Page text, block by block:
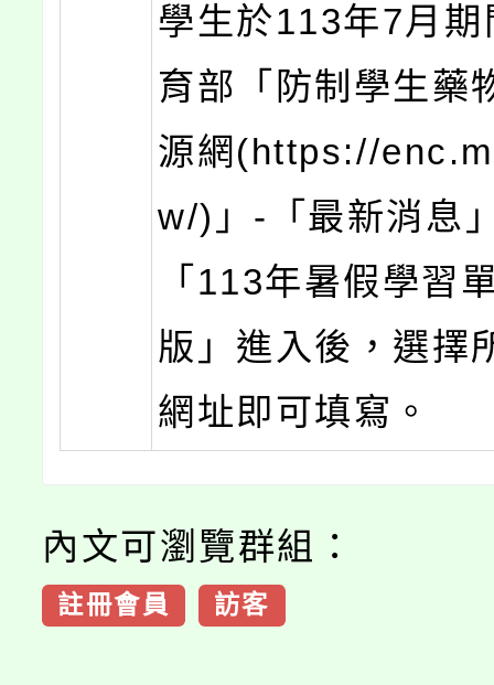
學生於113年7月期
育部「防制學生藥
源網(https://
w/)」-「最新消息
「113年暑假學習
版」進入後，選擇
網址即可填寫。
內文可瀏覽群組：
註冊會員 訪客